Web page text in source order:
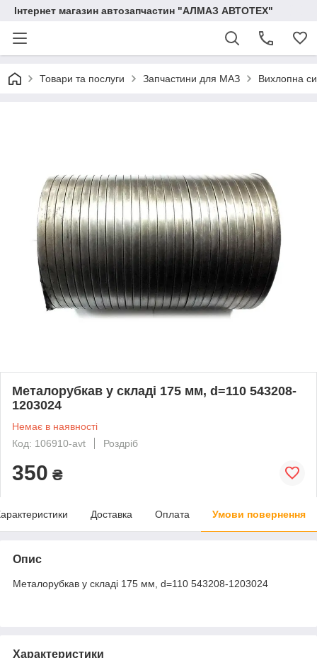
Інтернет магазин автозапчастин "АЛМАЗ АВТОТЕХ"
Товари та послуги Запчастини для МАЗ Вихлопна
Металорубкав у складі 175 мм, d=110 543208-
1203024
Немає в наявності
Код: 106910-avt
Роздріб
350 ₴
Доставка Оплата Умови повернення
Опис
Металорубкав у складі 175 мм, d=110 543208-1203024
Характеристики